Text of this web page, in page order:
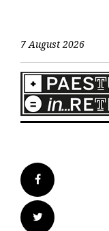
7 August 2026
Facebook
Twitter